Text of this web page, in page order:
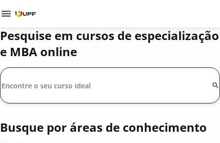
Pesquise em cursos de especialização
e MBA online
Busque por áreas de conhecimento